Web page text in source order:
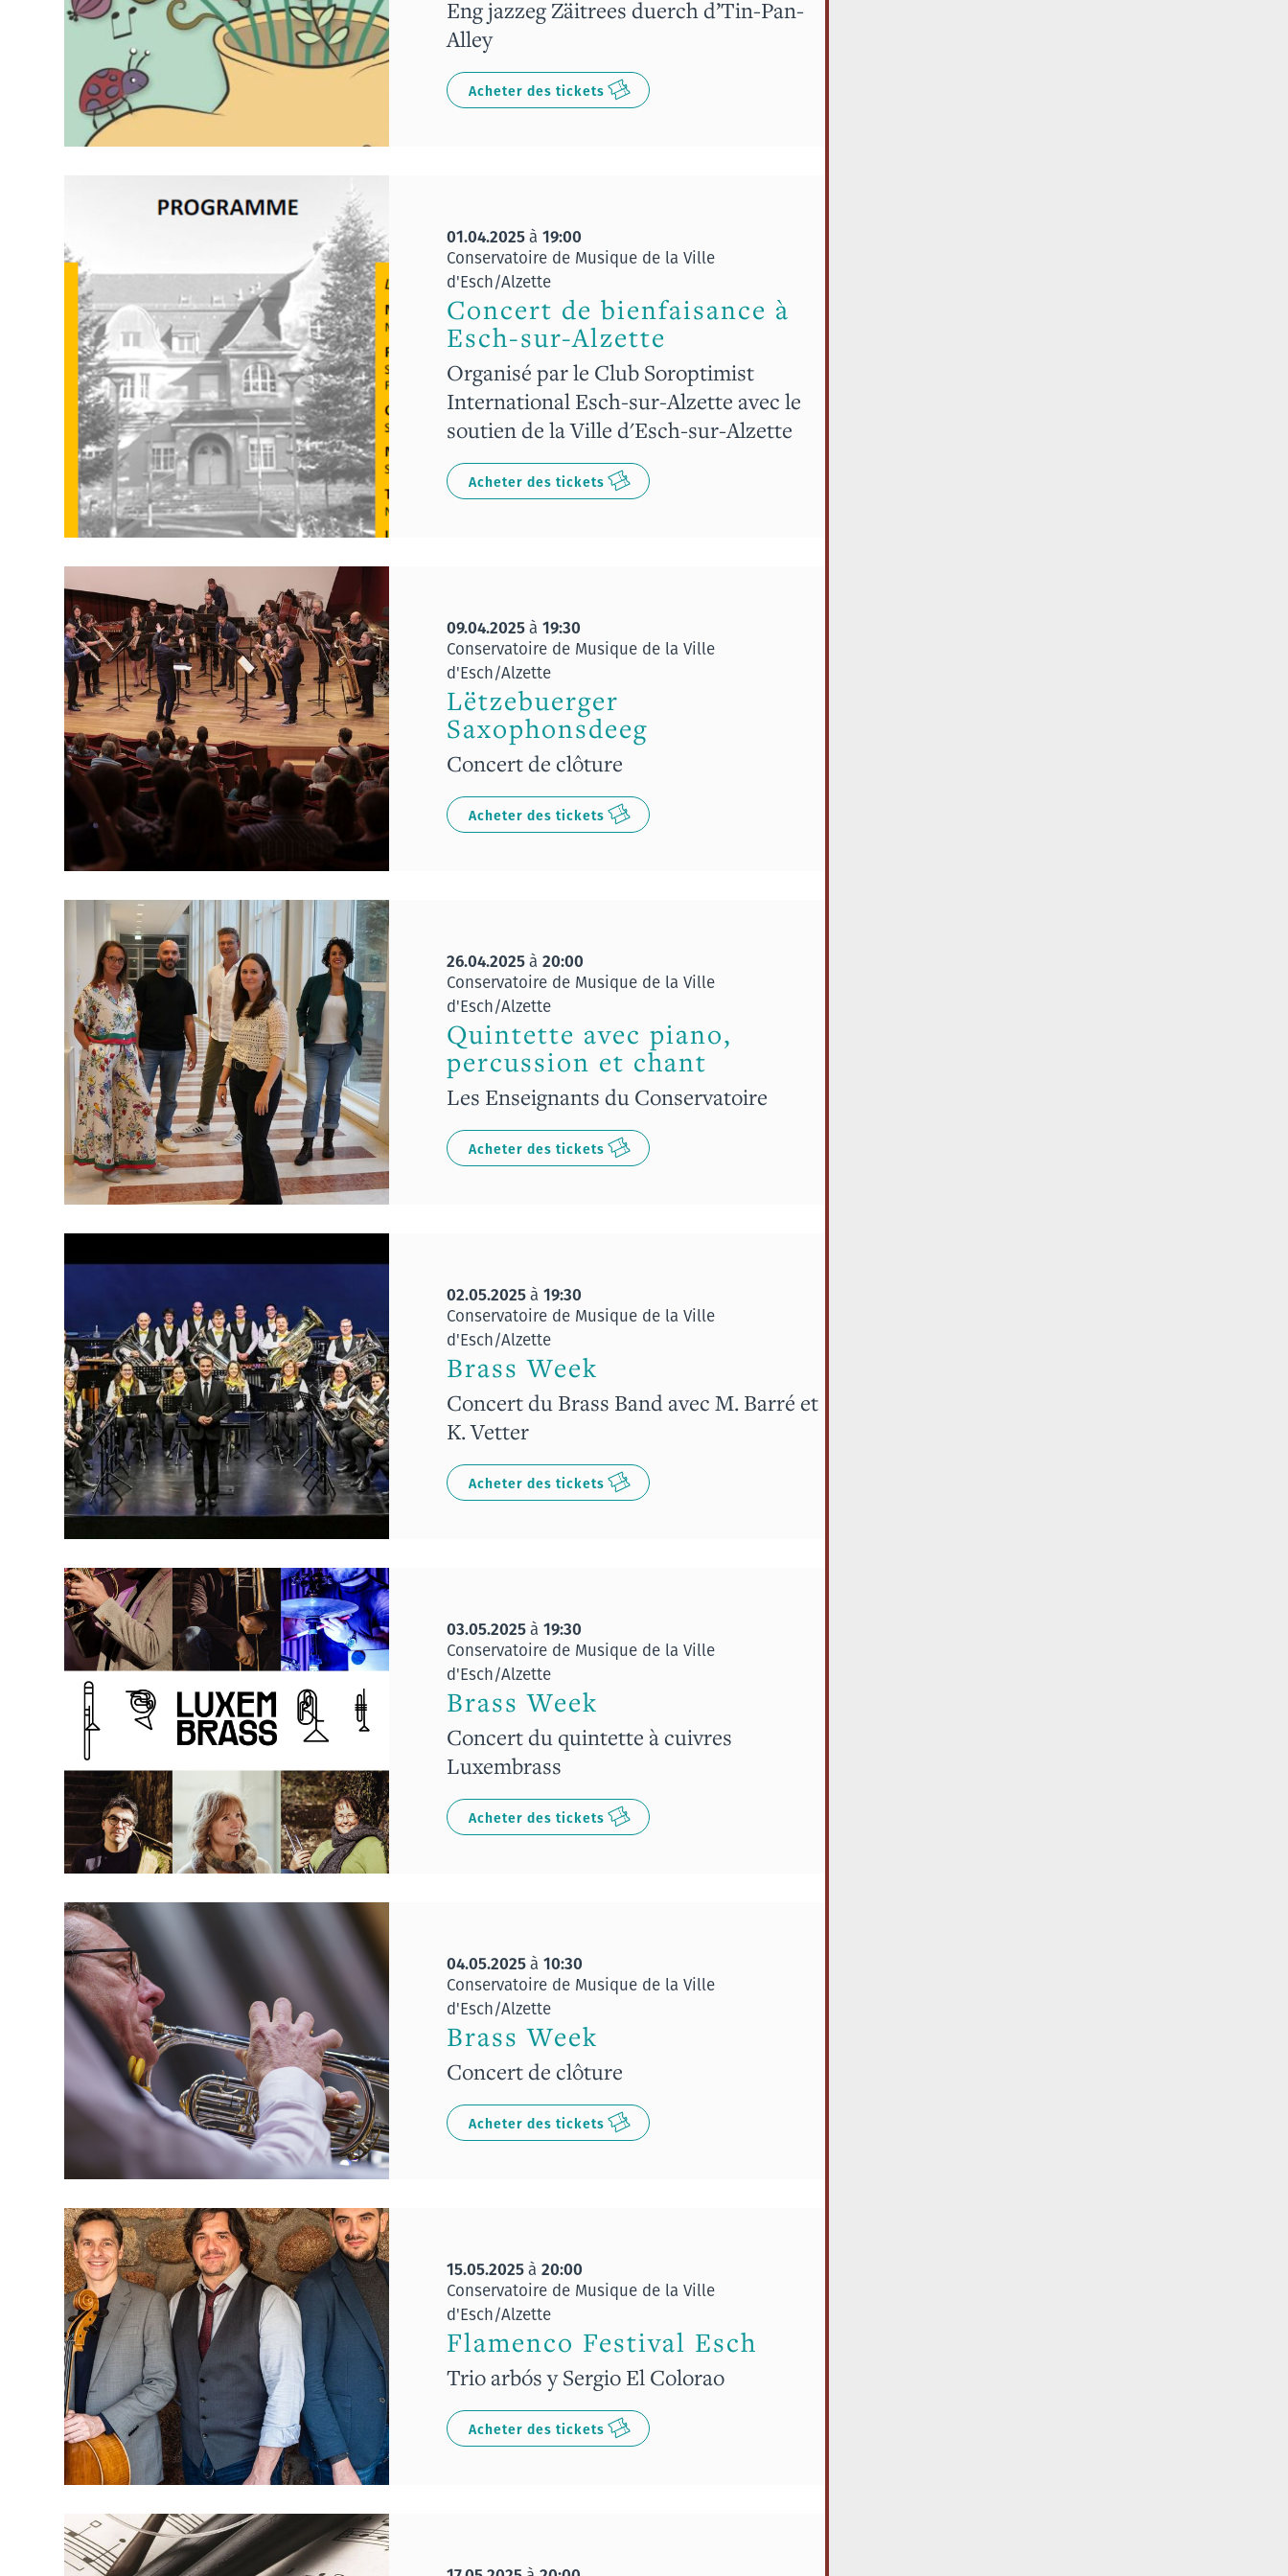
Eng jazzeg Zäitrees duerch d’Tin-Pan-
Alley
Acheter des tickets
01.04.2025à 19:00
Conservatoire de Musique de la Ville
d'Esch/Alzette
Concert de bienfaisance à
Esch-sur-Alzette
Organisé par le Club Soroptimist
International Esch-sur-Alzette avec le
soutien de la Ville d'Esch-sur-Alzette
Acheter des tickets
09.04.2025à 19:30
Conservatoire de Musique de la Ville
d'Esch/Alzette
Lëtzebuerger
Saxophonsdeeg
Concert de clôture
Acheter des tickets
26.04.2025à 20:00
Conservatoire de Musique de la Ville
d'Esch/Alzette
Quintette avec piano,
percussion et chant
Les Enseignants du Conservatoire
Acheter des tickets
02.05.2025à 19:30
Conservatoire de Musique de la Ville
d'Esch/Alzette
Brass Week
Concert du Brass Band avec M. Barré et
K. Vetter
Acheter des tickets
03.05.2025à 19:30
Conservatoire de Musique de la Ville
d'Esch/Alzette
Brass Week
Concert du quintette à cuivres
Luxembrass
Acheter des tickets
04.05.2025à 10:30
Conservatoire de Musique de la Ville
d'Esch/Alzette
Brass Week
Concert de clôture
Acheter des tickets
15.05.2025à 20:00
Conservatoire de Musique de la Ville
d'Esch/Alzette
Flamenco Festival Esch
Trio arbós y Sergio El Colorao
Acheter des tickets